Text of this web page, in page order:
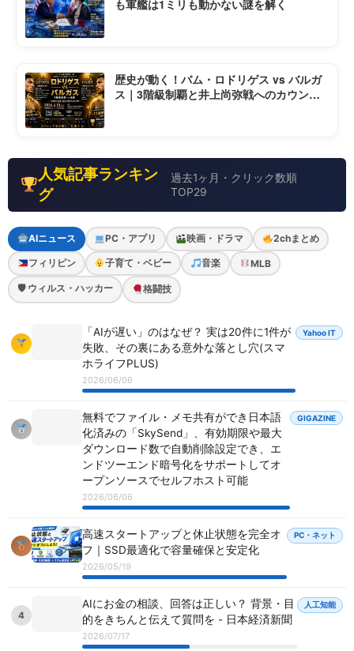
も軍艦は1ミリも動かない謎を解く
歴史が動く！バム・ロドリゲス vs バルガ
ス｜3階級制覇と井上尚弥戦へのカウント
人気記事ランキン
グ
過去1ヶ月・クリック数順
TOP29
AIニュース PC・アプリ 映画・ドラマ 2chまとめ
フィリピン 子育て・ベビー 音楽 MLB
🛡 ウィルス・ハッカー 格闘技
「AIが遅い」のはなぜ？ 実は20件に1件が
失敗、その裏にある意外な落とし穴(スマ
ホライフPLUS)
2026/06/06
Yahoo IT
無料でファイル・メモ共有ができ日本語
化済みの「SkySend」、有効期限や最大
ダウンロード数で自動削除設定でき、エ
ンドツーエンド暗号化をサポートしてオ
ープンソースでセルフホスト可能
2026/06/06
GIGAZINE
高速スタートアップと休止状態を完全オ
フ｜SSD最適化で容量確保と安定化
2026/05/19
PC・ネット
4
AIにお金の相談、回答は正しい？ 背景・目
的をきちんと伝えて質問を - 日本経済新聞
2026/07/17
人工知能